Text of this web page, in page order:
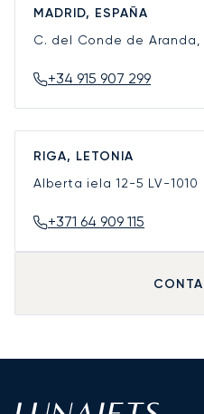
MADRID, ESPAÑA
C. del Conde de Aranda,
+34 915 907 299
RIGA, LETONIA
Alberta iela 12-5 LV-1010
+371 64 909 115